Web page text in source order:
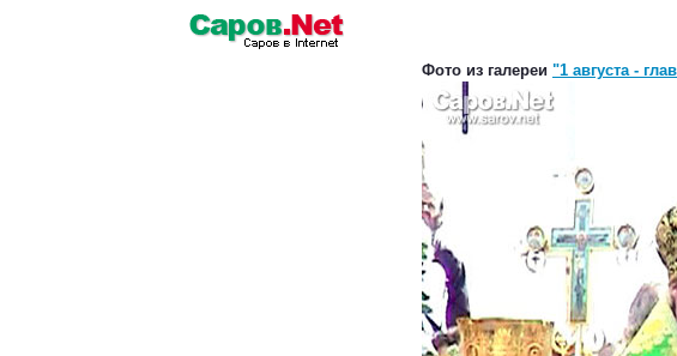
Фото из галереи "1 августа -